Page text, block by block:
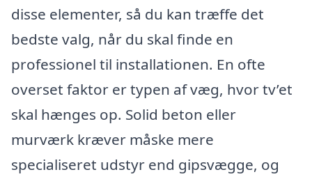
disse elementer, så du kan træffe det
bedste valg, når du skal finde en
professionel til installationen. En ofte
overset faktor er typen af væg, hvor tv’et
skal hænges op. Solid beton eller
murværk kræver måske mere
specialiseret udstyr end gipsvægge, og